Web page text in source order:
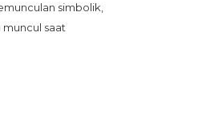
simbolik,
saat